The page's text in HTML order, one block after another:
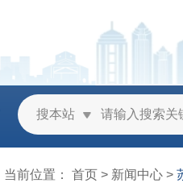
搜本站
当前位置： 首页> 新闻中心>